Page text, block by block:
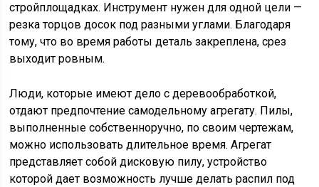
стройплощадках. Инструмент нужен для одной цели —
резка торцов досок под разными углами. Благодаря
тому, что во время работы деталь закреплена, срез
выходит ровным.
Люди, которые имеют дело с деревообработкой,
отдают предпочтение самодельному агрегату. Пилы,
выполненные собственноручно, по своим чертежам,
можно использовать длительное время. Агрегат
представляет собой дисковую пилу, устройство
которой дает возможность лучше делать распил под